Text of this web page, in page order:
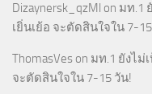
Dizaynersk_qzMl on มท.1
เยิ่นเย้อ จะตัดสินใจใน 7-
ThomasVes on มท.1 ยังไม่
จะตัดสินใจใน 7-15 วัน!